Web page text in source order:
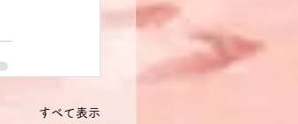
すべて表示